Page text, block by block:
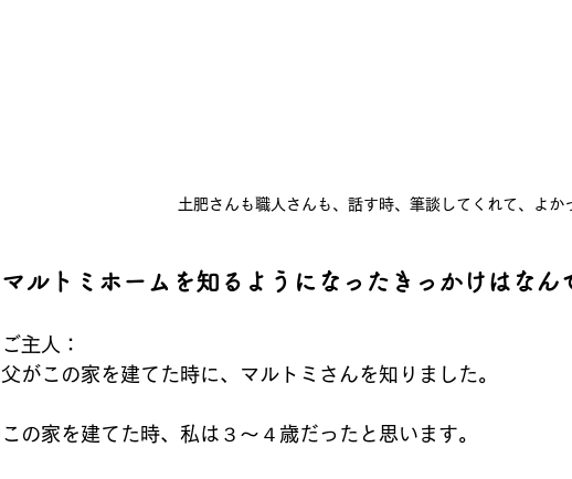
土肥さんも職人さんも、話す時、筆談してくれて、よか
マルトミホームを知るようになったきっかけはなん
ご主人：
父がこの家を建てた時に、マルトミさんを知りました。
この家を建てた時、私は３～４歳だったと思います。